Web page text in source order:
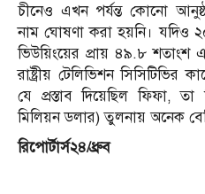
চীনেও এখন পর্যন্ত কোনো
নাম ঘোষণা করা হয়নি। যদিও
ভিউয়িংয়ের প্রায় ৪৯.৮ শতাংশ
রাষ্ট্রীয় টেলিভিশন
যে প্রস্তাব দিয়েছিল ফিফা,
মিলিয়ন ডলার) তুলনায় অনেক
রিপোর্টার্স২৪/ধ্রুব